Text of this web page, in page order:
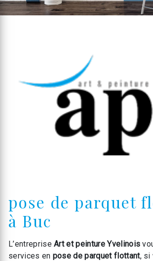
pose de parquet
à Buc
L’entrepriseArt et peinture Yvelinois
services en pose de parquet flottant, si